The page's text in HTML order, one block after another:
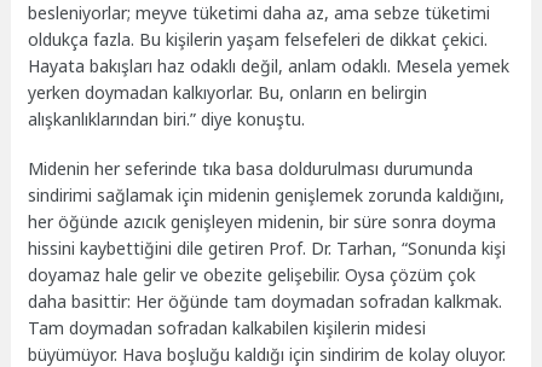
besleniyorlar; meyve tüketimi daha az, ama sebze tüketimi
oldukça fazla. Bu kişilerin yaşam felsefeleri de dikkat çekici.
Hayata bakışları haz odaklı değil, anlam odaklı. Mesela yemek
yerken doymadan kalkıyorlar. Bu, onların en belirgin
alışkanlıklarından biri.” diye konuştu.
Midenin her seferinde tıka basa doldurulması durumunda
sindirimi sağlamak için midenin genişlemek zorunda kaldığını,
her öğünde azıcık genişleyen midenin, bir süre sonra doyma
hissini kaybettiğini dile getiren Prof. Dr. Tarhan, “Sonunda kişi
doyamaz hale gelir ve obezite gelişebilir. Oysa çözüm çok
daha basittir: Her öğünde tam doymadan sofradan kalkmak.
Tam doymadan sofradan kalkabilen kişilerin midesi
büyümüyor. Hava boşluğu kaldığı için sindirim de kolay oluyor.